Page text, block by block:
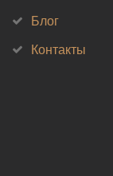
Блог
Контакты